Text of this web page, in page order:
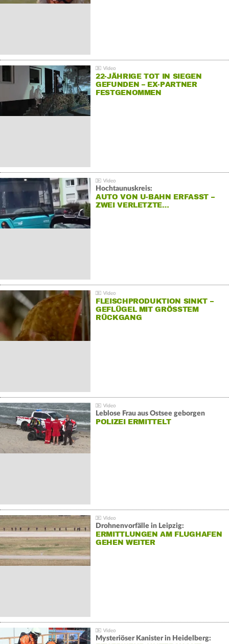
22-JÄHRIGE TOT IN SIEGEN
GEFUNDEN – EX-PARTNER
FESTGENOMMEN
Hochtaunuskreis:
AUTO VON U-BAHN ERFASST –
ZWEI VERLETZTE…
FLEISCHPRODUKTION SINKT –
GEFLÜGEL MIT GRÖSSTEM R
ÜCKGANG
Leblose Frau aus Ostsee geborgen
POLIZEI ERMITTELT
Drohnenvorfälle in Leipzig:
ERMITTLUNGEN AM FLUGHAFEN
GEHEN WEITER
Mysteriöser Kanister in Heidelberg: